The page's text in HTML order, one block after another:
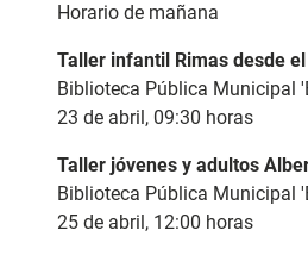
Horario de mañana
Taller infantil Rimas desde
Biblioteca Pública Municipal
23 de abril, 09:30 horas
Taller jóvenes y adultos
Biblioteca Pública Municipal
25 de abril, 12:00 horas